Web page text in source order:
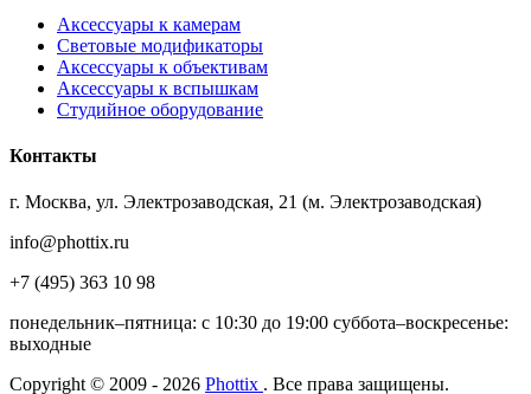
Аксессуары к камерам
Световые модификаторы
Аксессуары к объективам
Аксессуары к вспышкам
Студийное оборудование
Контакты
г. Москва, ул. Электрозаводская, 21 (м. Электрозаводская)
info@phottix.ru
+7 (495) 363 10 98
понедельник–пятница: с 10:30 до 19:00 суббота–воскресенье:
выходные
Copyright © 2009 - 2026 Phottix . Все права защищены.